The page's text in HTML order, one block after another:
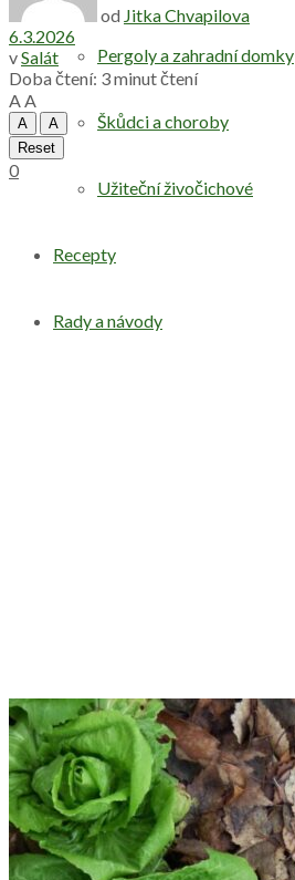
Pergoly a zahradní domky
Škůdci a choroby
Užiteční živočichové
Recepty
Rady a návody
od Jitka Chvapilova
6.3.2026
vSalát
Doba čtení: 3 minut čtení
AA
A
A
Reset
0